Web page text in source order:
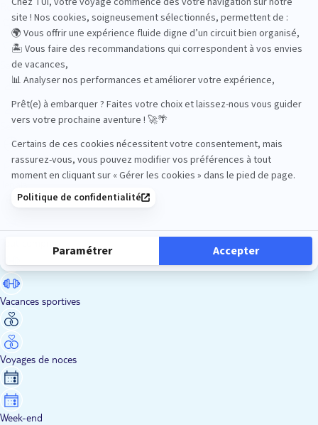
Road Trips
Safari
Sénior
Vacances sportives
Voyages de noces
Week-end